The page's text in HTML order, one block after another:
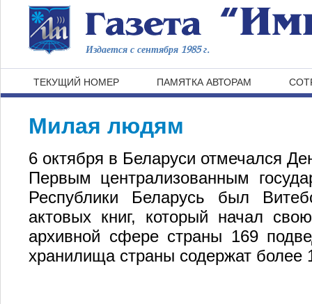
Издается с сентября 1985 г.
ТЕКУЩИЙ НОМЕР ПАМЯТКА АВТОРАМ
Милая людям
6 октября в Беларуси отмечался
Первым централизованным
Республики Беларусь был
актовых книг, который начал
архивной сфере страны 169
хранилища страны содержат более